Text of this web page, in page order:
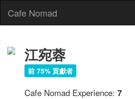
Cafe Nomad
江宛蓉
前 75% 貢獻者
Cafe Nomad Experience: 7